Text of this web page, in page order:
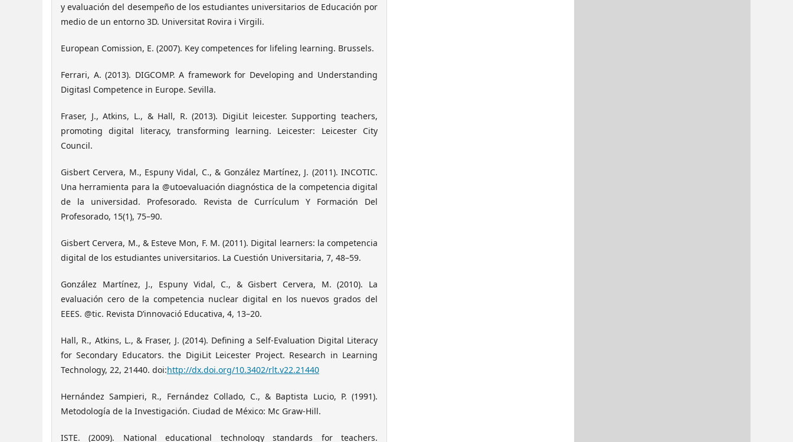
y evaluación del desempeño de los estudiantes universitarios de Educación por
medio de un entorno 3D. Universitat Rovira i Virgili.
European Comission, E. (2007). Key competences for lifeling learning. Brussels.
Ferrari, A. (2013). DIGCOMP. A framework for Developing and Understanding
Digitasl Competence in Europe. Sevilla.
Fraser, J., Atkins, L., & Hall, R. (2013). DigiLit leicester. Supporting teachers,
promoting digital literacy, transforming learning. Leicester: Leicester City
Council.
Gisbert Cervera, M., Espuny Vidal, C., & González Martínez, J. (2011). INCOTIC.
Una herramienta para la @utoevaluación diagnóstica de la competencia digital
de la universidad. Profesorado. Revista de Currículum Y Formación Del
Profesorado, 15(1), 75–90.
Gisbert Cervera, M., & Esteve Mon, F. M. (2011). Digital learners: la competencia
digital de los estudiantes universitarios. La Cuestión Universitaria, 7, 48–59.
González Martínez, J., Espuny Vidal, C., & Gisbert Cervera, M. (2010). La
evaluación cero de la competencia nuclear digital en los nuevos grados del
EEES. @tic. Revista D’innovació Educativa, 4, 13–20.
Hall, R., Atkins, L., & Fraser, J. (2014). Defining a Self-Evaluation Digital Literacy
for Secondary Educators. the DigiLit Leicester Project. Research in Learning
Technology, 22, 21440. doi:http://dx.doi.org/10.3402/rlt.v22.21440
Hernández Sampieri, R., Fernández Collado, C., & Baptista Lucio, P. (1991).
Metodología de la Investigación. Ciudad de México: Mc Graw-Hill.
ISTE. (2009). National educational technology standards for teachers.